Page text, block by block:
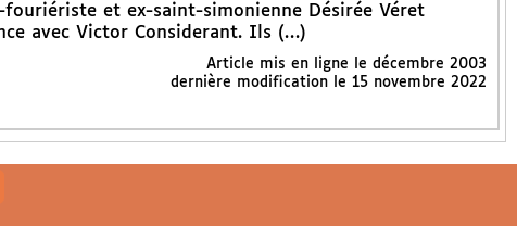
fouriériste et ex-saint-simonienne Désirée Véret
avec Victor Considerant. Ils (…)
Article mis en ligne le décembre 2003
dernière modification le 15 novembre 2022